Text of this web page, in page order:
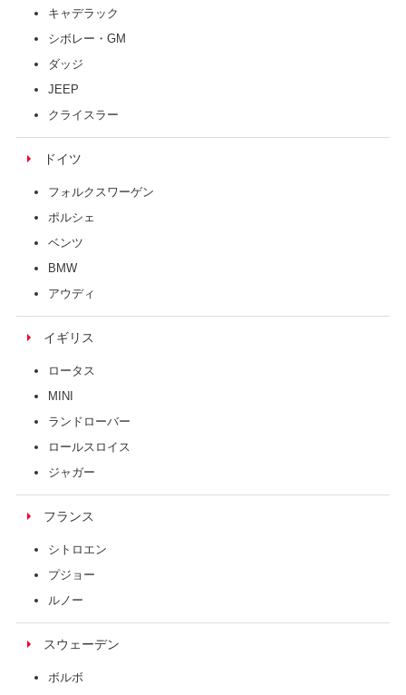
キャデラック
シボレー・GM
ダッジ
JEEP
クライスラー
ドイツ
フォルクスワーゲン
ポルシェ
ベンツ
BMW
アウディ
イギリス
ロータス
MINI
ランドローバー
ロールスロイス
ジャガー
フランス
シトロエン
プジョー
ルノー
スウェーデン
ボルボ